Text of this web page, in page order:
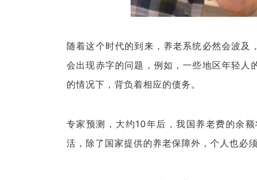
随着这个时代的到来，养老系统必然会波及
会出现赤字的问题，例如，一些地区年轻人
的情况下，背负着相应的债务。
专家预测，大约10年后，我国养老费的余
活，除了国家提供的养老保障外，个人也必